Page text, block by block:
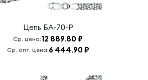
Цепь БА-70-Р
Ср. цена:12 889.80 ₽
Ср. опт. цена:6 444.90 ₽